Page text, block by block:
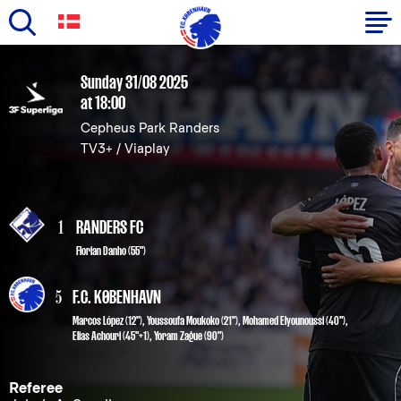
main
content
Primary
navigation
Sunday 31/08 2025
at 18:00
Cepheus Park Randers
TV3+ / Viaplay
1 RANDERS FC
Florian Danho (55")
5 F.C. KØBENHAVN
Marcos López(12"),Youssoufa Moukoko(21"),Mohamed Elyounoussi(40"),
Elias Achouri(45"+1),Yoram Zague(90")
Referee